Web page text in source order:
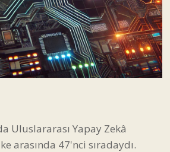
Uluslararası Yapay Zekâ
arasında 47'nci sıradaydı.